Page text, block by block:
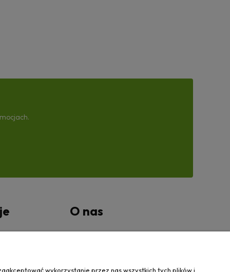
O nas
wykorzystanie przez nas wszystkich tych plików i